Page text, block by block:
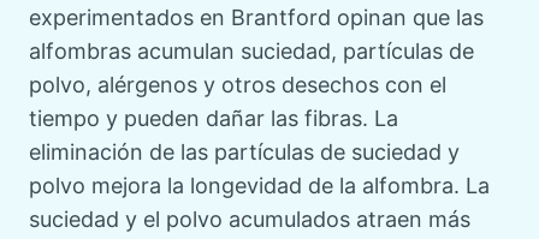
experimentados en Brantford opinan que las
alfombras acumulan suciedad, partículas de
polvo, alérgenos y otros desechos con el
tiempo y pueden dañar las fibras. La
eliminación de las partículas de suciedad y
polvo mejora la longevidad de la alfombra. La
suciedad y el polvo acumulados atraen más